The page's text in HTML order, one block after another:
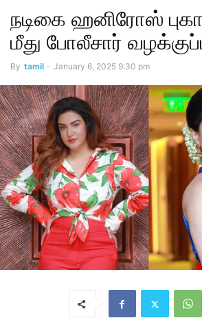
நடிகை ஹனிரோஸ்
மீது போலீசார்
By tamil - January 6, 2025 9:30 pm